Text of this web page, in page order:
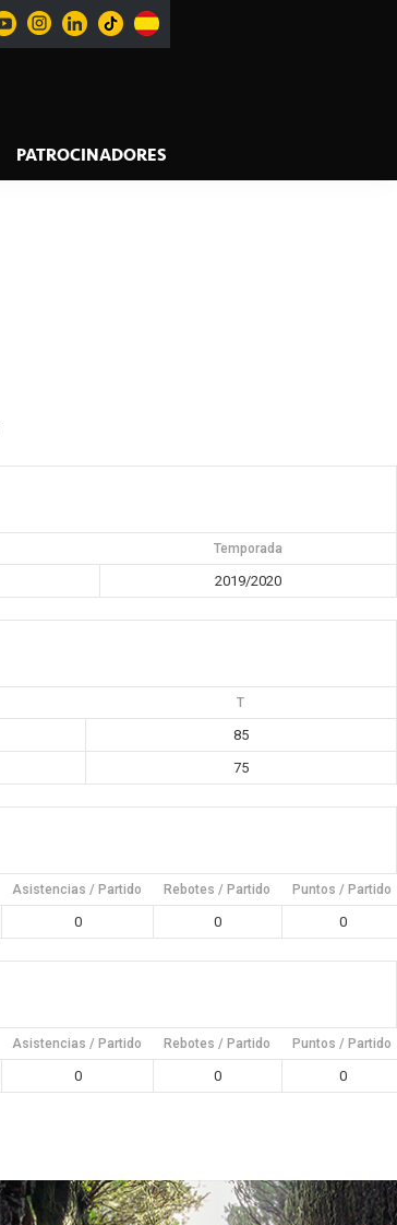
PATROCINADORES
Temporada
2019/2020
T
85
75
Asistencias / Partido Rebotes / Partido Puntos / Partido
0 0 0
Asistencias / Partido Rebotes / Partido Puntos / Partido
0 0 0